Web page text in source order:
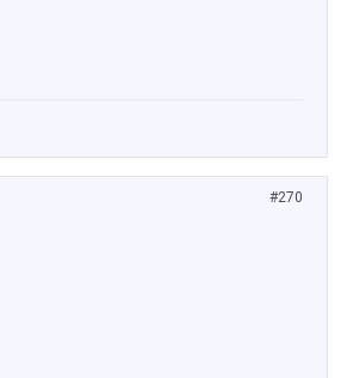
#270